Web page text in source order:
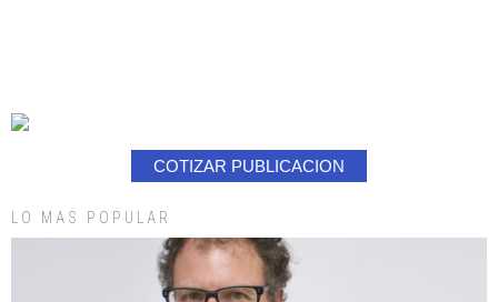
COTIZAR PUBLICACION
LO MAS POPULAR